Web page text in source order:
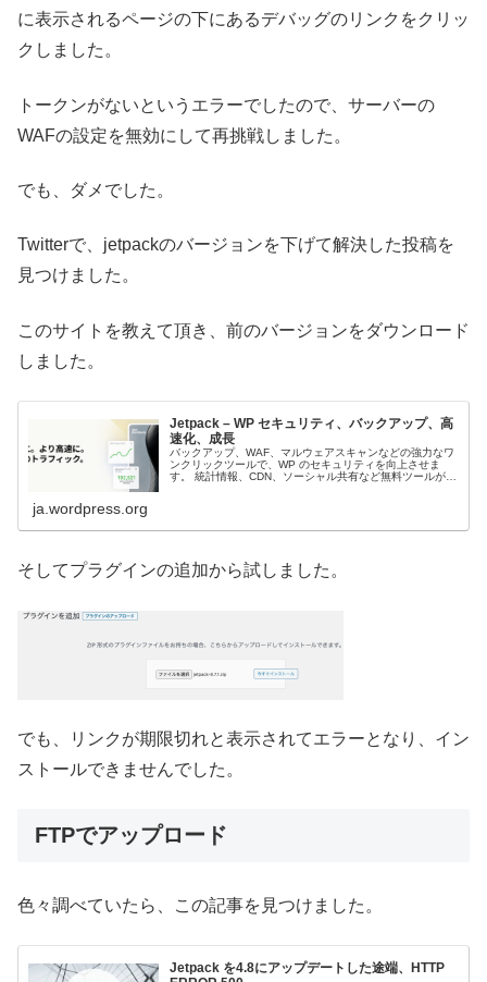
に表示されるページの下にあるデバッグのリンクをクリッ
クしました。
トークンがないというエラーでしたので、サーバーの
WAFの設定を無効にして再挑戦しました。
でも、ダメでした。
Twitterで、jetpackのバージョンを下げて解決した投稿を
見つけました。
このサイトを教えて頂き、前のバージョンをダウンロード
しました。
Jetpack – WP セキュリティ、バックアップ、高
速化、成長
バックアップ、WAF、マルウェアスキャンなどの強力なワ
ンクリックツールで、WP のセキュリティを向上させま
す。 統計情報、CDN、ソーシャル共有など無料ツールが含
ja.wordpress.org
そしてプラグインの追加から試しました。
でも、リンクが期限切れと表示されてエラーとなり、イン
ストールできませんでした。
FTPでアップロード
色々調べていたら、この記事を見つけました。
Jetpack を4.8にアップデートした途端、HTTP